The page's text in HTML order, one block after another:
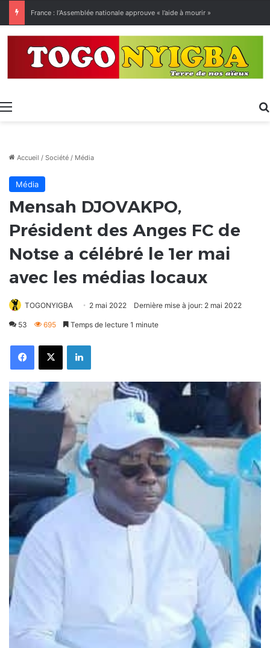
France : l’Assemblée nationale approuve « l’aide à mourir »
Menu
Accueil / Société / Média
Média
Mensah DJOVAKPO,
Président des Anges FC de
Notse a célébré le 1er mai
avec les médias locaux
TOGONYIGBA 2 mai 2022 Dernière mise à jour: 2 mai 2022
53 695 Temps de lecture 1 minute
FacebookX Linkedin